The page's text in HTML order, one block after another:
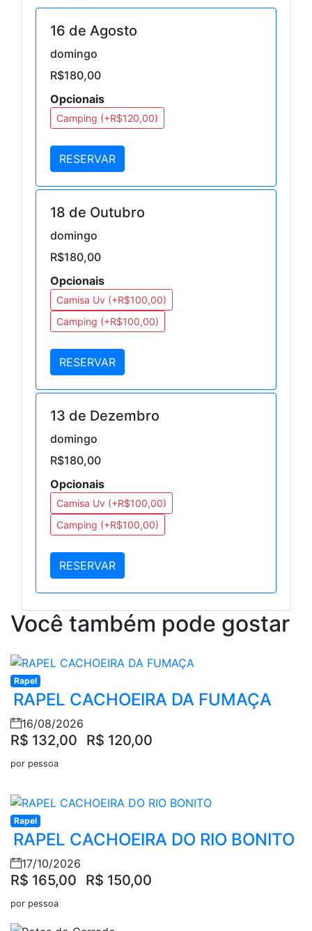
16 de Agosto
domingo
R$180,00
Opcionais
Camping (+R$120,00)
RESERVAR
18 de Outubro
domingo
R$180,00
Opcionais
Camisa Uv (+R$100,00)
Camping (+R$100,00)
RESERVAR
13 de Dezembro
domingo
R$180,00
Opcionais
Camisa Uv (+R$100,00)
Camping (+R$100,00)
RESERVAR
Você também pode gostar
Rapel
RAPEL CACHOEIRA DA FUMAÇA
16/08/2026
R$ 132,00 R$ 120,00
por pessoa
Rapel
RAPEL CACHOEIRA DO RIO BONITO
17/10/2026
R$ 165,00 R$ 150,00
por pessoa